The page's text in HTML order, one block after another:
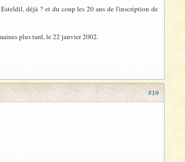
déjà ? et du coup les 20 ans de l'inscription de
plus tard, le 22 janvier 2002.
#10